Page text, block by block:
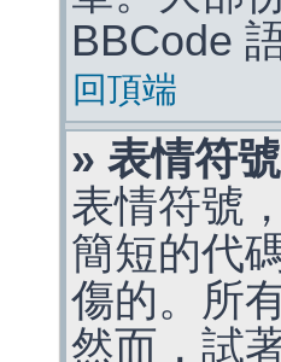
BBCode
回頂端
» 表情符
表情符號
簡短的代
傷的。所
然而，試